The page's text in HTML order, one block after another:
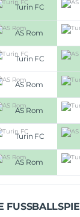
Turin FC
AS Rom
Turin FC
AS Rom
AS Rom
Turin FC
AS Rom
FUSSBALLSPIEL